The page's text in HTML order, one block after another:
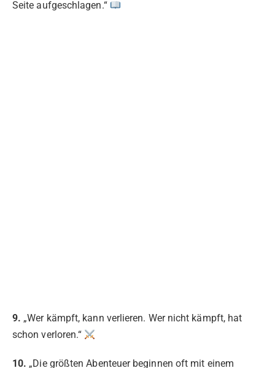
Seite aufgeschlagen.“
9. „Wer kämpft, kann verlieren. Wer nicht kämpft, hat
schon verloren.“
10. „Die größten Abenteuer beginnen oft mit einem